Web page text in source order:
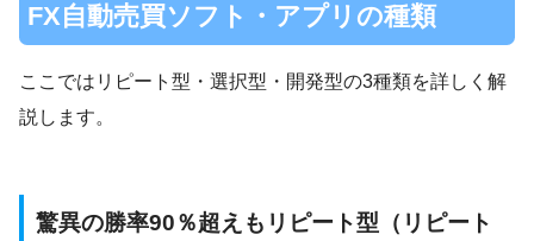
FX自動売買ソフト・アプリの種類
ここではリピート型・選択型・開発型の3種類を詳しく解
説します。
驚異の勝率90％超えもリピート型（リピート